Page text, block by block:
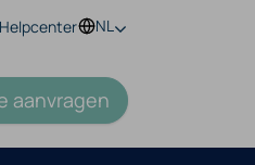
Helpcenter NL
aanvragen